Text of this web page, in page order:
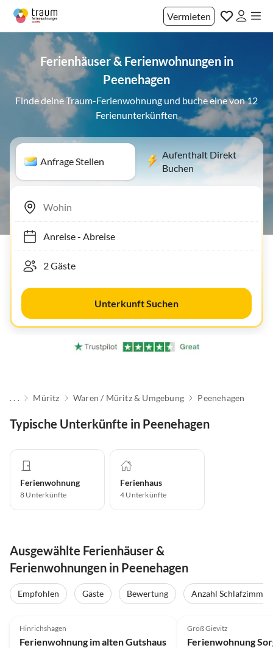
Vermieten
Ferienhäuser & Ferienwohnungen in
Peenehagen
Finde deine Traum-Ferienwohnung und buche eine von 12
Ferienunterkünften
Anfrage Stellen
Aufenthalt Direkt
Buchen
Anreise- Abreise
Unterkunft Suchen
. . . Müritz Waren / Müritz & Umgebung Peenehagen
Typische Unterkünfte in Peenehagen
Ferienwohnung
8 Unterkünfte
Ferienhaus
4 Unterkünfte
Ausgewählte Ferienhäuser &
Ferienwohnungen in Peenehagen
Empfohlen Gäste Bewertung Anzahl Schlafzimmer
Hinrichshagen
Ferienwohnung im alten Gutshaus
Groß Gievitz